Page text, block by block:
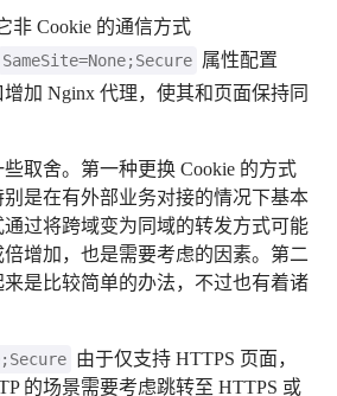
非 Cookie 的通信方式
SameSite=None;Secure 属性配置
加 Nginx 代理，使其和页面保持同
取舍。第一种更换 Cookie 的方式
是在有外部业务对接的情况下基本
过将跨域变为同域的转发方式可能
增加，也是需要考虑的因素。第二
来是比较简单的办法，不过也有着诸
由于仅支持 HTTPS 页面，
的场景需要考虑跳转至 HTTPS 或